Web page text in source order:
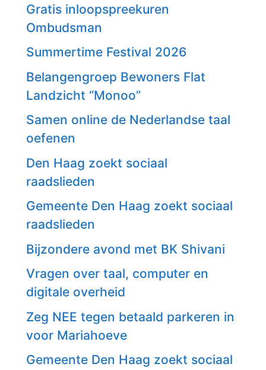
Gratis inloopspreekuren
Ombudsman
Summertime Festival 2026
Belangengroep Bewoners Flat
Landzicht “Monoo”
Samen online de Nederlandse taal
oefenen
Den Haag zoekt sociaal
raadslieden
Gemeente Den Haag zoekt sociaal
raadslieden
Bijzondere avond met BK Shivani
Vragen over taal, computer en
digitale overheid
Zeg NEE tegen betaald parkeren in
voor Mariahoeve
Gemeente Den Haag zoekt sociaal